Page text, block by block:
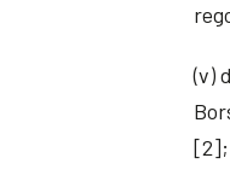
(v)
[2];